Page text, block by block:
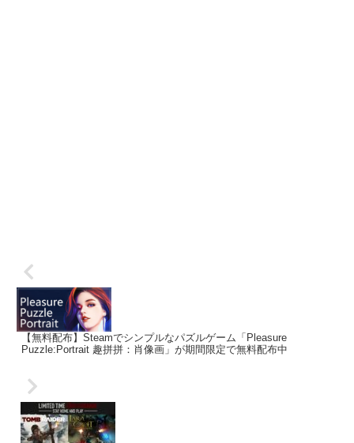
【無料配布】Steamでシンプルなパズルゲーム「Pleasure
Puzzle:Portrait 趣拼拼：肖像画」が期間限定で無料配布中